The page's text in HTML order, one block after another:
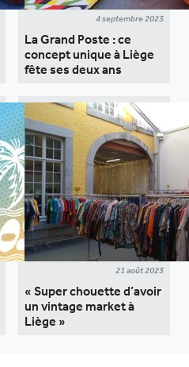
4 septembre 2023
La Grand Poste : ce
concept unique à Liège
fête ses deux ans
21 août 2023
« Super chouette d’avoir
un vintage market à
Liège »